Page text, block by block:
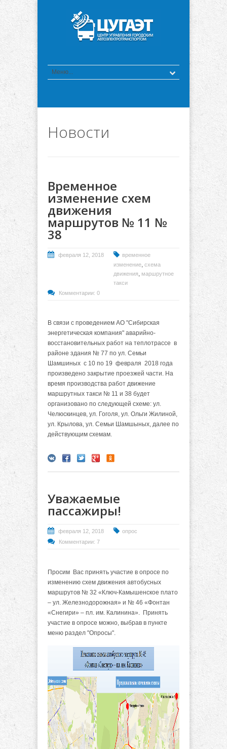
Новости
Временное
изменение схем
движения
маршрутов № 11 №
38
февраля 12, 2018
временное
изменение, схема
движения, маршрутное
такси
Комментарии: 0
В связи с проведением АО "Сибирская
энергетическая компания" аварийно-
восстановительных работ на теплотрассе в
районе здания № 77 по ул. Семьи
Шамшиных с 10 по 19 февраля 2018 года
произведено закрытие проезжей части. На
время производства работ движение
маршрутных такси № 11 и 38 будет
организовано по следующей схеме: ул.
Челюскинцев, ул. Гоголя, ул. Ольги Жилиной,
ул. Крылова, ул. Семьи Шамшыных, далее по
действующим схемам.
Уважаемые
пассажиры!
февраля 12, 2018
опрос
Комментарии: 7
Просим Вас принять участие в опросе по
изменению схем движения автобусных
маршрутов № 32 «Ключ-Камышенское плато
– ул. Железнодорожная» и № 46 «Фонтан
«Снегири» – пл. им. Калинина». Принять
участие в опросе можно, выбрав в пункте
меню раздел "Опросы".